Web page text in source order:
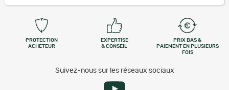
PROTECTION
ACHETEUR
EXPERTISE
& CONSEIL
PRIX BAS &
PAIEMENT EN PLUSIEURS
FOIS
Suivez-nous sur les réseaux sociaux